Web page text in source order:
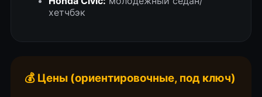
хетчбэк
💰 Цены (ориентировочные, под ключ)